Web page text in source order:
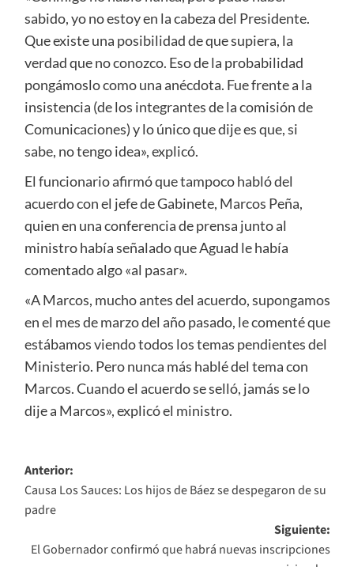
sabido, yo no estoy en la cabeza del Presidente.
Que existe una posibilidad de que supiera, la
verdad que no conozco. Eso de la probabilidad
pongámoslo como una anécdota. Fue frente a la
insistencia (de los integrantes de la comisión de
Comunicaciones) y lo único que dije es que, si
sabe, no tengo idea», explicó.
El funcionario afirmó que tampoco habló del
acuerdo con el jefe de Gabinete, Marcos Peña,
quien en una conferencia de prensa junto al
ministro había señalado que Aguad le había
comentado algo «al pasar».
«A Marcos, mucho antes del acuerdo, supongamos
en el mes de marzo del año pasado, le comenté que
estábamos viendo todos los temas pendientes del
Ministerio. Pero nunca más hablé del tema con
Marcos. Cuando el acuerdo se selló, jamás se lo
dije a Marcos», explicó el ministro.
Navegación
de
entradas
Anterior:
Causa Los Sauces: Los hijos de Báez se despegaron de su
padre
Siguiente:
El Gobernador confirmó que habrá nuevas inscripciones